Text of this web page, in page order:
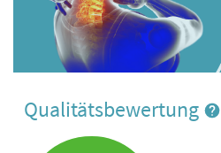
Qualitätsbewertung